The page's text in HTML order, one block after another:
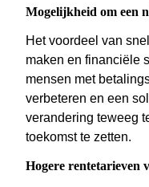
Mogelijkheid om een
Het voordeel van
maken en financiële
mensen met
verbeteren en een
verandering teweeg
toekomst te zetten.
Hogere rentetarieven